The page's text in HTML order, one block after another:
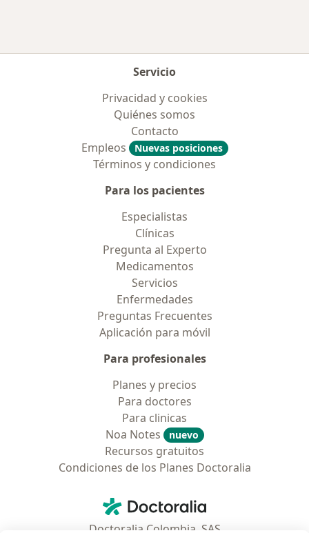
Servicio
Privacidad y cookies
Quiénes somos
Contacto
Empleos
Nuevas posiciones
Términos y condiciones
Para los pacientes
Especialistas
Clínicas
Pregunta al Experto
Medicamentos
Servicios
Enfermedades
Preguntas Frecuentes
Aplicación para móvil
Para profesionales
Planes y precios
Para doctores
Para clinicas
Noa Notes
nuevo
Recursos gratuitos
Condiciones de los Planes Doctoralia
Doctoralia - Página de inicio
Doctoralia Colombia, SAS